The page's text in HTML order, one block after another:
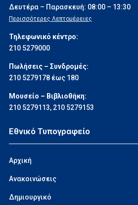
Δευτέρα – Παρασκευή: 08:00 – 13:30
Περισσότερες Λεπτομέρειες
Τηλεφωνικό κέντρο:
210 5279000
Πωλήσεις – Συνδρομές:
210 5279178 έως 180
Μουσείο – Βιβλιοθήκη:
210 5279113, 210 5279153
Εθνικό Τυπογραφείο
Αρχική
Ανακοινώσεις
Δημιουργικό